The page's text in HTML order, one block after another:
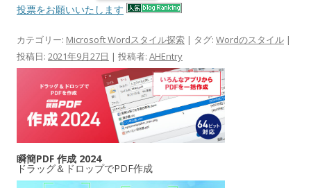
投票をお願いいたします
カテゴリー: Microsoft Wordスタイル探索 | タグ: Wordのスタイル |
投稿日: 2021年9月27日 | 投稿者: AHEntry
瞬簡PDF 作成 2024
ドラッグ＆ドロップでPDF作成